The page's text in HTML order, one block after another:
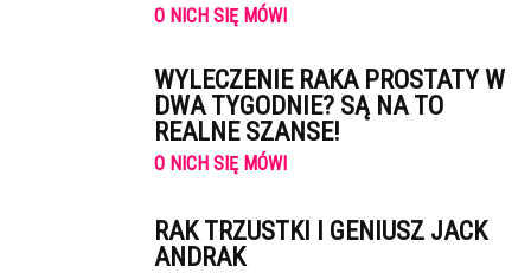
O NICH SIĘ MÓWI
WYLECZENIE RAKA PROSTATY W
DWA TYGODNIE? SĄ NA TO
REALNE SZANSE!
O NICH SIĘ MÓWI
RAK TRZUSTKI I GENIUSZ JACK
ANDRAK